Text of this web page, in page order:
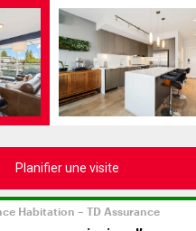
Planifier une visite